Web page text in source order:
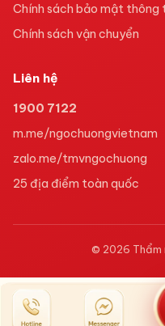
Chính sách bảo mật thông
Chính sách vận chuyển
Liên hệ
1900 7122
m.me/ngochuongvietnam
zalo.me/tmvngochuong
25 địa điểm toàn quốc
© 2026 Thẩm